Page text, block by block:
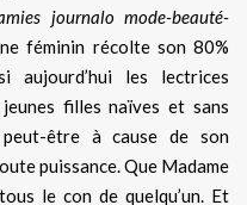
journalo mode-beauté-
féminin récolte son 80%
aujourd’hui les lectrices
filles naïves et sans
peut-être à cause de son
puissance. Que Madame
le con de quelqu’un. Et